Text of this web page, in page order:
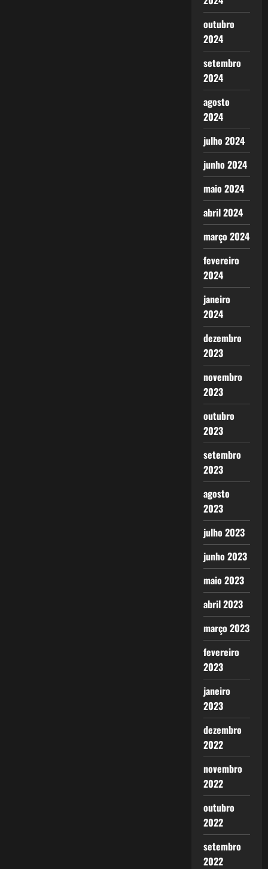
outubro
2024
setembro
2024
agosto
2024
julho 2024
junho 2024
maio 2024
abril 2024
março 2024
fevereiro
2024
janeiro
2024
dezembro
2023
novembro
2023
outubro
2023
setembro
2023
agosto
2023
julho 2023
junho 2023
maio 2023
abril 2023
março 2023
fevereiro
2023
janeiro
2023
dezembro
2022
novembro
2022
outubro
2022
setembro
2022